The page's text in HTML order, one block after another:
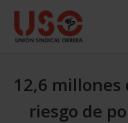
12,6 millones
riesgo de